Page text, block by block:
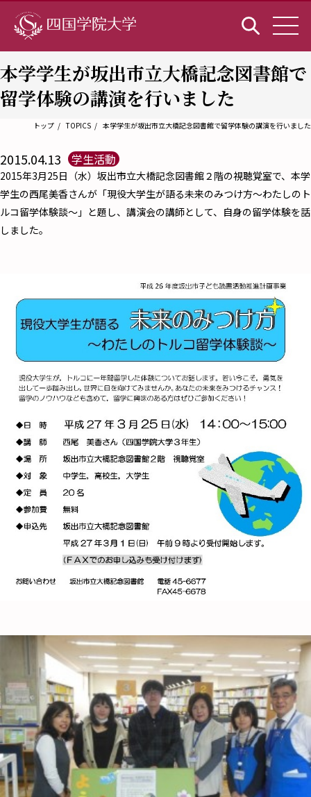
本学学生が坂出市立大橋記念図書館で
留学体験の講演を行いました
トップ TOPICS 本学学生が坂出市立大橋記念図書館で留学体験の講演を行いました
2015.04.13 学生活動
2015年3月25日（水）坂出市立大橋記念図書館２階の視聴覚室で、本学
学生の西尾美香さんが「現役大学生が語る未来のみつけ方～わたしのト
ルコ留学体験談～」と題し、講演会の講師として、自身の留学体験を話
しました。